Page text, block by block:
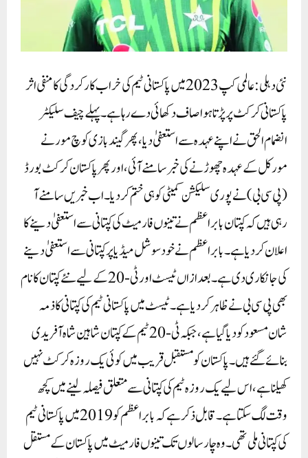
نئی دہلی: عالمی کپ 2023 میں پاکستانی ٹیم کی خراب کارکردگی کا منفی اثر
پاکستانی کرکٹ پر پڑتا ہوا صاف دکھائی دے رہا ہے۔ پہلے چیف سلیکٹر
انضمام الحق نے اپنے عہدہ سے استعفیٰ دیا، پھر گیندبازی کوچ مورنے
مورکل کے عہدہ چھوڑنے کی خبر سامنے آئی، اور پھر پاکستان کرکٹ بورڈ
(پی سی بی) نے پوری سلیکشن کمیٹی کو ہی ختم کر دیا۔ اب خبریں سامنے آ
رہی ہیں کہ کپتان بابر اعظم نے تینوں فارمیٹ کی کپتانی سے استعفیٰ دینے کا
اعلان کر دیا ہے۔بابر اعظم نے خود سوشل میڈیا پر کپتانی سے استعفیٰ دینے
کی جانکاری دی ہے۔ بعد ازاں ٹیسٹ اور ٹی-20 کے لیے نئے کپتان کا نام
بھی پی سی بی نے ظاہر کر دیا ہے۔ ٹیسٹ میں پاکستانی ٹیم کی کپتانی کا ذمہ
شان مسعود کو دیا گیا ہے، جبکہ ٹی-20 ٹیم کے کپتان شاہین شاہ آفریدی
بنائے گئے ہیں۔ پاکستان کو مستقبل قریب میں کوئی یک روزہ کرکٹ نہیں
کھیلنا ہے، اس لیے یک روزہ ٹیم کی کپتانی سے متعلق فیصلہ لینے میں کچھ
وقت لگ سکتا ہے۔قابل ذکر ہے کہ بابر اعظم کو 2019 میں پاکستانی ٹیم
کی کپتانی ملی تھی۔ وہ چار سالوں تک تینوں فارمیٹ میں پاکستان کے مستقل